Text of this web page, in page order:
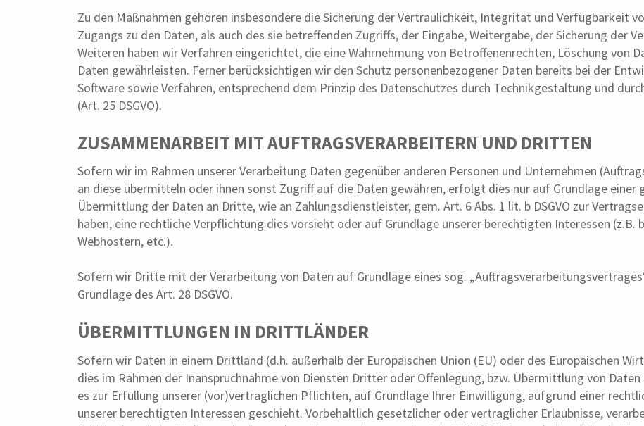
Zu den Maßnahmen gehören insbesondere die Sicherung der Vertraulichkeit, Integrität und Verfügbarkeit
Zugangs zu den Daten, als auch des sie betreffenden Zugriffs, der Eingabe, Weitergabe, der Sicherung der
Weiteren haben wir Verfahren eingerichtet, die eine Wahrnehmung von Betroffenenrechten, Löschung von
Daten gewährleisten. Ferner berücksichtigen wir den Schutz personenbezogener Daten bereits bei der
Software sowie Verfahren, entsprechend dem Prinzip des Datenschutzes durch Technikgestaltung und
(Art. 25 DSGVO).
ZUSAMMENARBEIT MIT AUFTRAGSVERARBEITERN UND DRITTEN
Sofern wir im Rahmen unserer Verarbeitung Daten gegenüber anderen Personen und Unternehmen
an diese übermitteln oder ihnen sonst Zugriff auf die Daten gewähren, erfolgt dies nur auf Grundlage einer
Übermittlung der Daten an Dritte, wie an Zahlungsdienstleister, gem. Art. 6 Abs. 1 lit. b DSGVO zur
haben, eine rechtliche Verpflichtung dies vorsieht oder auf Grundlage unserer berechtigten Interessen (z.B.
Webhostern, etc.).
Sofern wir Dritte mit der Verarbeitung von Daten auf Grundlage eines sog.
Grundlage des Art. 28 DSGVO.
ÜBERMITTLUNGEN IN DRITTLÄNDER
Sofern wir Daten in einem Drittland (d.h. außerhalb der Europäischen Union (EU) oder des Europäischen
dies im Rahmen der Inanspruchnahme von Diensten Dritter oder Offenlegung, bzw. Übermittlung von
es zur Erfüllung unserer (vor)vertraglichen Pflichten, auf Grundlage Ihrer Einwilligung, aufgrund einer
unserer berechtigten Interessen geschieht. Vorbehaltlich gesetzlicher oder vertraglicher Erlaubnisse,